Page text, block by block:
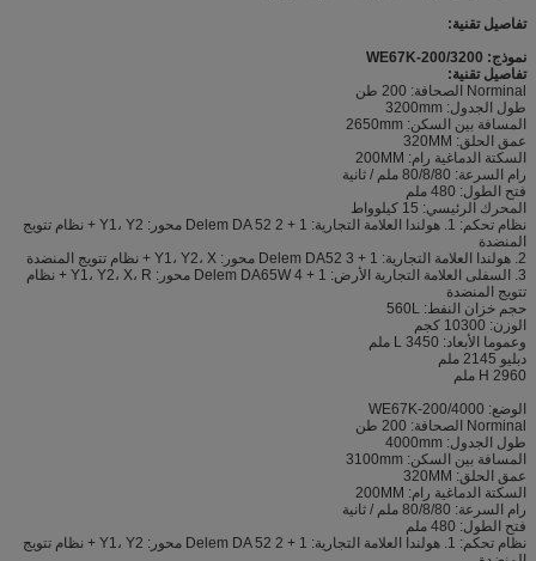
تفاصيل تقنية:
نموذج: WE67K-200/3200
تفاصيل تقنية:
Norminal الصحافة: 200 طن
طول الجدول: 3200mm
المسافة بين السكن: 2650mm
عمق الحلق: 320MM
السكتة الدماغية رام: 200MM
رام السرعة: 80/8/80 ملم / ثانية
فتح الطول: 480 ملم
المحرك الرئيسي: 15 كيلوواط
نظام تحكم: 1. هولندا العلامة التجارية: Delem DA 52 2 + 1 محور: Y1، Y2 + نظام تتويج
المنضدة
2. هولندا العلامة التجارية: Delem DA52 3 + 1 محور: Y1، Y2، X + نظام تتويج المنضدة
3. السفلى العلامة التجارية الأرض: Delem DA65W 4 + 1 محور: Y1، Y2، X، R + نظام
تتويج المنضدة
حجم خزان النفط: 560L
الوزن: 10300 كجم
وعموما الأبعاد: L 3450 ملم
دبليو 2145 ملم
H 2960 ملم
الوضع: WE67K-200/4000
Norminal الصحافة: 200 طن
طول الجدول: 4000mm
المسافة بين السكن: 3100mm
عمق الحلق: 320MM
السكتة الدماغية رام: 200MM
رام السرعة: 80/8/80 ملم / ثانية
فتح الطول: 480 ملم
نظام تحكم: 1. هولندا العلامة التجارية: Delem DA 52 2 + 1 محور: Y1، Y2 + نظام تتويج